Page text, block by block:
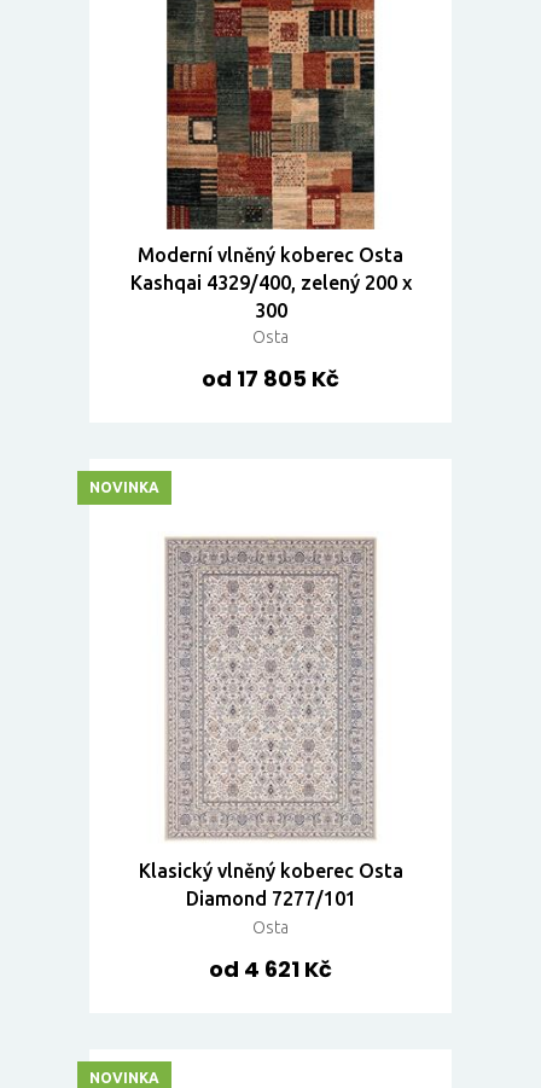
Moderní vlněný koberec Osta
Kashqai 4329/400, zelený 200 x
300
Osta
od 17 805 Kč
Klasický vlněný koberec Osta
Diamond 7277/101
Osta
od 4 621 Kč
NOVINKA
NOVINKA